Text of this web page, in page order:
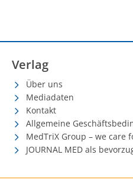
Verlag
Über uns
Mediadaten
Kontakt
Allgemeine
MedTriX Group – we care
JOURNAL MED als